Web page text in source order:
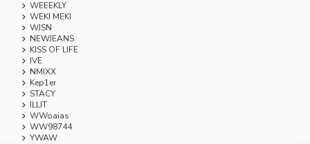
WEEEKLY
WEKI MEKI
WJSN
NEWJEANS
KISS OF LIFE
IVE
NMIXX
Kep1er
STACY
ILLIT
WWoaias
WW98744
YWAW